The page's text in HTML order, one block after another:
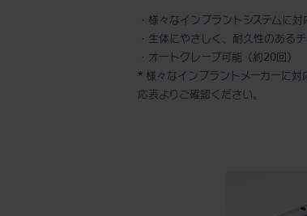
・様々なインプラントシステムに対
・生体にやさしく、耐久性のある
・オートクレーブ可能（約20回）
* 様々なインプラントメーカーに対
応表よりご確認ください。